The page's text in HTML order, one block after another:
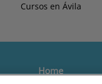
Cursos en Ávila
Home